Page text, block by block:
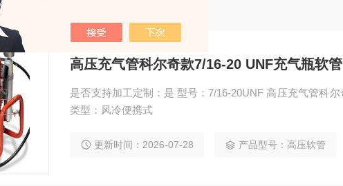
高压充气管科尔奇款7/16-20 UNF充气瓶软管
是否支持加工定制：是 型号：7/16-20UNF 高压充气管科尔奇款7/16-20 UNF充气瓶软管
类型：风冷便携式
更新时间：2026-07-28 产品型号：高压软管